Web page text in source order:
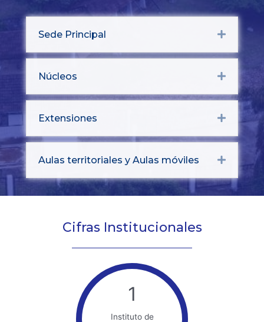
Sede Principal Expand
Núcleos Expand
Extensiones Expand
Aulas territoriales y Aulas móviles Expand
Cifras Institucionales
1
Instituto de